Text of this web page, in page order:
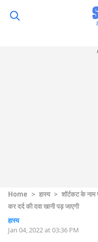
Home > हास्य > शॉर्टकट के नाम
कर दर्द की दवा खानी पड़ जाएगी
हास्य
Jan 04, 2022 at 03:36 PM